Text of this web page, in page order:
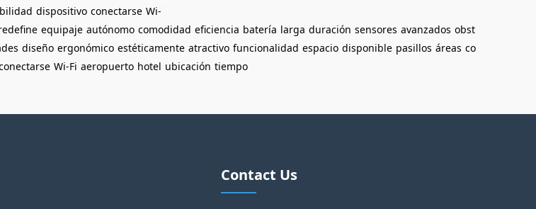
dispositivo conectarse Wi-
equipaje autónomo comodidad eficiencia batería larga duración sensores avanzados obst
diseño ergonómico estéticamente atractivo funcionalidad espacio disponible pasillos áreas co
Wi-Fi aeropuerto hotel ubicación tiempo
Contact Us